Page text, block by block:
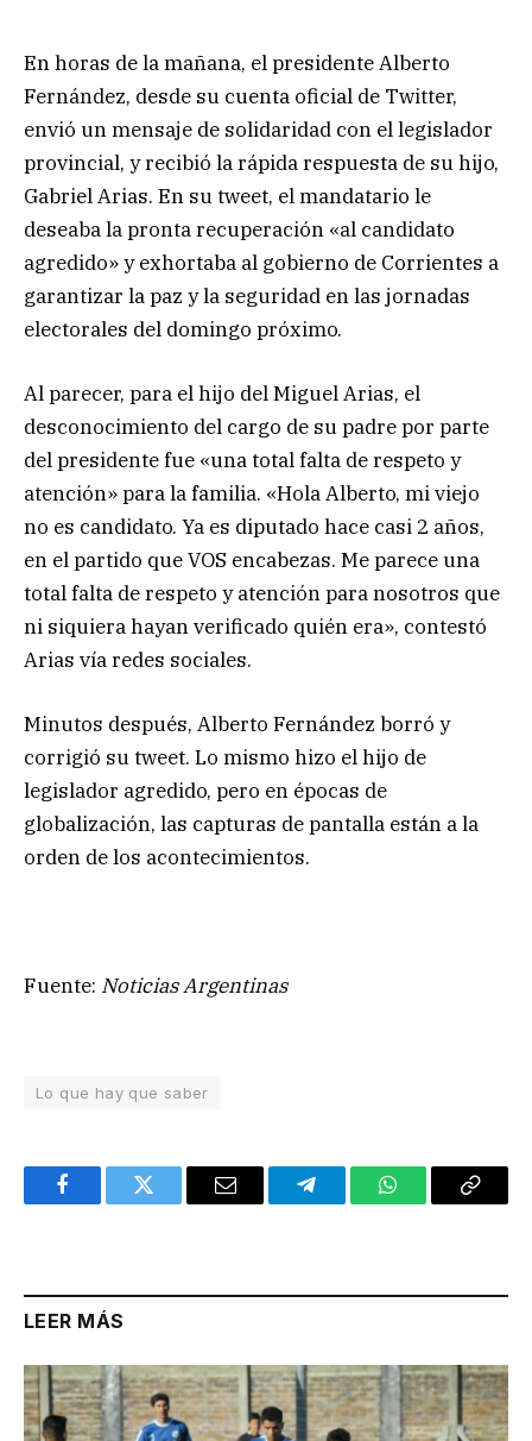
En horas de la mañana, el presidente Alberto
Fernández, desde su cuenta oficial de Twitter,
envió un mensaje de solidaridad con el legislador
provincial, y recibió la rápida respuesta de su hijo,
Gabriel Arias. En su tweet, el mandatario le
deseaba la pronta recuperación «al candidato
agredido» y exhortaba al gobierno de Corrientes a
garantizar la paz y la seguridad en las jornadas
electorales del domingo próximo.
Al parecer, para el hijo del Miguel Arias, el
desconocimiento del cargo de su padre por parte
del presidente fue «una total falta de respeto y
atención» para la familia. «Hola Alberto, mi viejo
no es candidato. Ya es diputado hace casi 2 años,
en el partido que VOS encabezas. Me parece una
total falta de respeto y atención para nosotros que
ni siquiera hayan verificado quién era», contestó
Arias vía redes sociales.
Minutos después, Alberto Fernández borró y
corrigió su tweet. Lo mismo hizo el hijo de
legislador agredido, pero en épocas de
globalización, las capturas de pantalla están a la
orden de los acontecimientos.
Fuente: Noticias Argentinas
Lo que hay que saber
FacebookTwitter Email TelegramWhatsAppCopy
LEER MÁS